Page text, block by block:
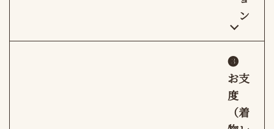
ン
❸
お支
度
（着